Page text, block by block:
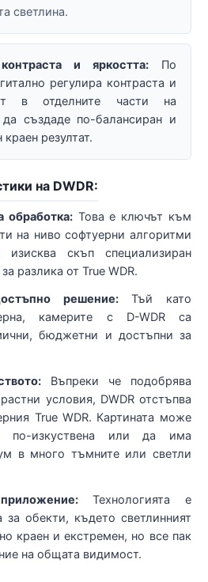
светлина.
и яркостта:По
регулира контраста и
в отделните части на
създаде по-балансиран и
резултат.
на DWDR:
обработка: Това е ключът към
на ниво софтуерни алгоритми
скъп специализиран
разлика от True WDR.
решение:Тъй като
камерите с D-WDR са
бюджетни и достъпни за
Въпреки че подобрява
условия, DWDR отстъпва
True WDR. Картината може
по-изкуствена или да има
в много тъмните или светли
Технологията е
за обекти, където светлинният
краен и екстремен, но все пак
на общата видимост.